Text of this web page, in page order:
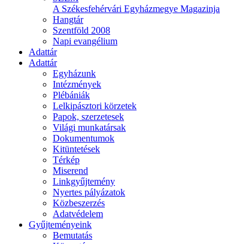
A Székesfehérvári Egyházmegye Magazinja
Hangtár
Szentföld 2008
Napi evangélium
Adattár
Adattár
Egyházunk
Intézmények
Plébániák
Lelkipásztori körzetek
Papok, szerzetesek
Világi munkatársak
Dokumentumok
Kitüntetések
Térkép
Miserend
Linkgyűjtemény
Nyertes pályázatok
Közbeszerzés
Adatvédelem
Gyűjteményeink
Bemutatás